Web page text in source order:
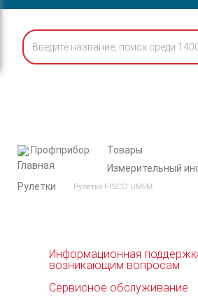
Профприбор
Товары
Измерительный
Рулетки
Рулетка FISCO UM5M
Информационная
возникающим вопросам
Сервисное обслуживание